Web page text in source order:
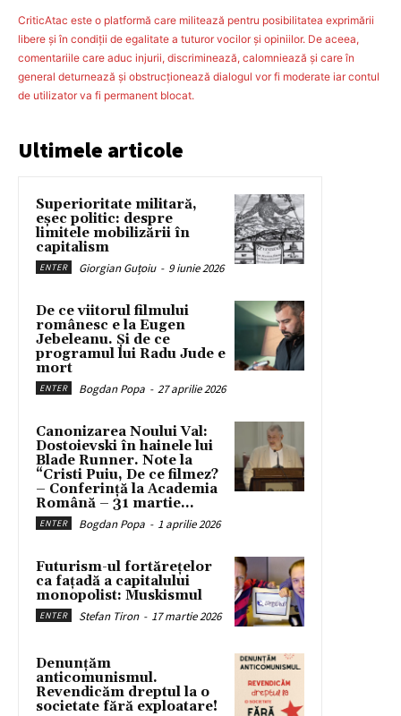
CriticAtac este o platformă care militează pentru posibilitatea exprimării
libere şi în condiţii de egalitate a tuturor vocilor şi opiniilor. De aceea,
comentariile care aduc injurii, discriminează, calomniează şi care în
general deturnează şi obstrucţionează dialogul vor fi moderate iar contul
de utilizator va fi permanent blocat.
Ultimele articole
Superioritate militară,
eșec politic: despre
limitele mobilizării în
capitalism
ENTER Giorgian Guțoiu - 9 iunie 2026
De ce viitorul filmului
românesc e la Eugen
Jebeleanu. Și de ce
programul lui Radu Jude e
mort
ENTER Bogdan Popa - 27 aprilie 2026
Canonizarea Noului Val:
Dostoievski în hainele lui
Blade Runner. Note la
“Cristi Puiu, De ce filmez?
– Conferință la Academia
Română – 31 martie...
ENTER Bogdan Popa - 1 aprilie 2026
Futurism-ul fortărețelor
ca fațadă a capitalului
monopolist: Muskismul
ENTER Stefan Tiron - 17 martie 2026
Denunțăm
anticomunismul.
Revendicăm dreptul la o
societate fără exploatare!